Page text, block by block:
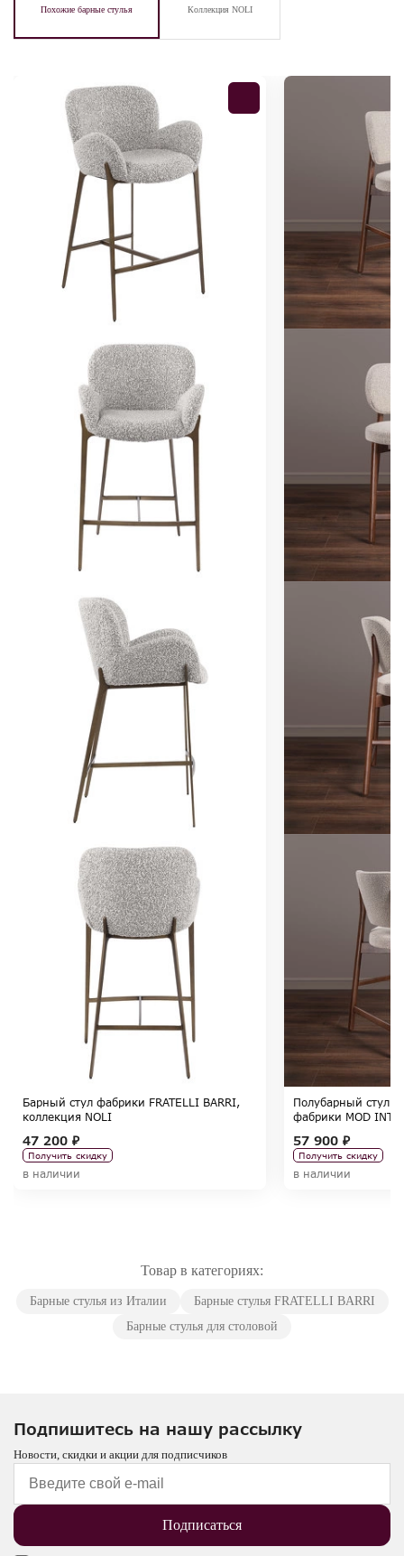
Похожие барные стулья Коллекция NOLI
Барный стул фабрики FRATELLI BARRI,
коллекция NOLI
47 200 ₽
Получить скидку
в наличии
Полубарный стул
фабрики MOD
57 900 ₽
Получить скидку
в наличии
Товар в категориях:
Барные стулья из Италии
Барные стулья FRATELLI BARRI
Барные стулья для столовой
Подпишитесь на нашу рассылку
Новости, скидки и акции для подписчиков
Подписаться